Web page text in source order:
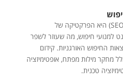
אופטימיזציה למנועי חיפוש (SEO) היא הפרקטיקה של
למנועי חיפוש, מה שעוזר לשפר
החיפוש האורגניות. קידום
מחקר מילות מפתח, אופטימיזציה
טכנית.